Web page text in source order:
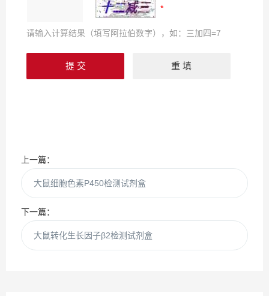
请输入计算结果（填写阿拉伯数字），如：三加四=7
上一篇：
大鼠细胞色素P450检测试剂盒
下一篇：
大鼠转化生长因子β2检测试剂盒